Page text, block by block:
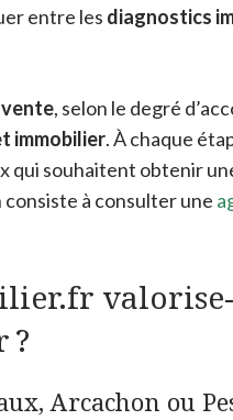
entre les diagnostics
, selon le degré
immobilier. À chaque
qui souhaitent obtenir
consiste à consulter une
?
Arcachon ou